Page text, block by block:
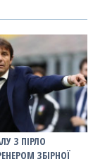
З ПІРЛО
ЗБІРНОЇ